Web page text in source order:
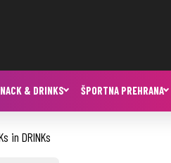
& DRINKS ŠPORTNA PREHRANA
in DRINKs